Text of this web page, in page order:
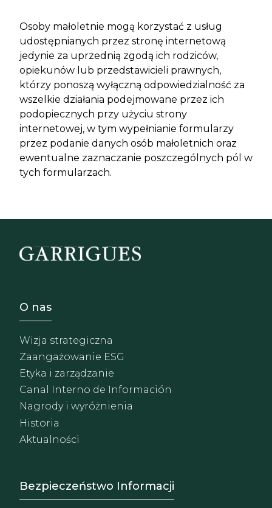
Osoby małoletnie mogą korzystać z usług
udostępnianych przez stronę internetową
jedynie za uprzednią zgodą ich rodziców,
opiekunów lub przedstawicieli prawnych,
którzy ponoszą wyłączną odpowiedzialność za
wszelkie działania podejmowane przez ich
podopiecznych przy użyciu strony
internetowej, w tym wypełnianie formularzy
przez podanie danych osób małoletnich oraz
ewentualne zaznaczanie poszczególnych pól w
tych formularzach.
Footer - Sobre Nosotros
O nas
Wizja strategiczna
Zaangażowanie ESG
Etyka i zarządzanie
Canal Interno de Información
Nagrody i wyróżnienia
Historia
Aktualności
Footer - Extranet y
Bezpieczeństwo Informacji